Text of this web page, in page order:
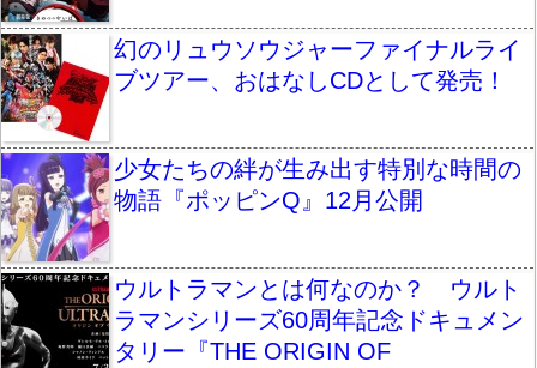
幻のリュウソウジャーファイナルライ
ブツアー、おはなしCDとして発売！
少女たちの絆が生み出す特別な時間の
物語『ポッピンQ』12月公開
ウルトラマンとは何なのか？ ウルト
ラマンシリーズ60周年記念ドキュメン
タリー『THE ORIGIN OF